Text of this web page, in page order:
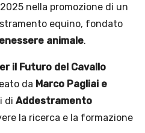
nella promozione di un
equino, fondato
animale.
il Futuro del Cavallo
da Marco Pagliai e
di Addestramento
la ricerca e la formazione